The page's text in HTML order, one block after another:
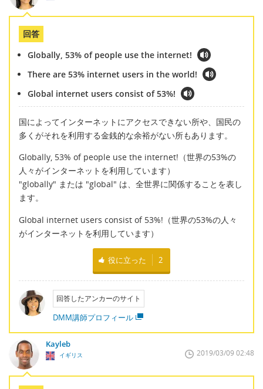
回答
Globally, 53% of people use the internet!
There are 53% internet users in the world!
Global internet users consist of 53%!
国によってインターネットにアクセスできない所や、国民の
多くがそれを利用する金銭的な余裕がない所もあります。
Globally, 53% of people use the internet!（世界の53%の
人々がインターネットを利用しています）
"globally" または "global" は、全世界に関係することを表し
ます。
Global internet users consist of 53%!（世界の53%の人々
がインターネットを利用しています）
役に立った 2
回答したアンカーのサイト
DMM講師プロフィール
Kayleb
イギリス 2019/03/09 02:48